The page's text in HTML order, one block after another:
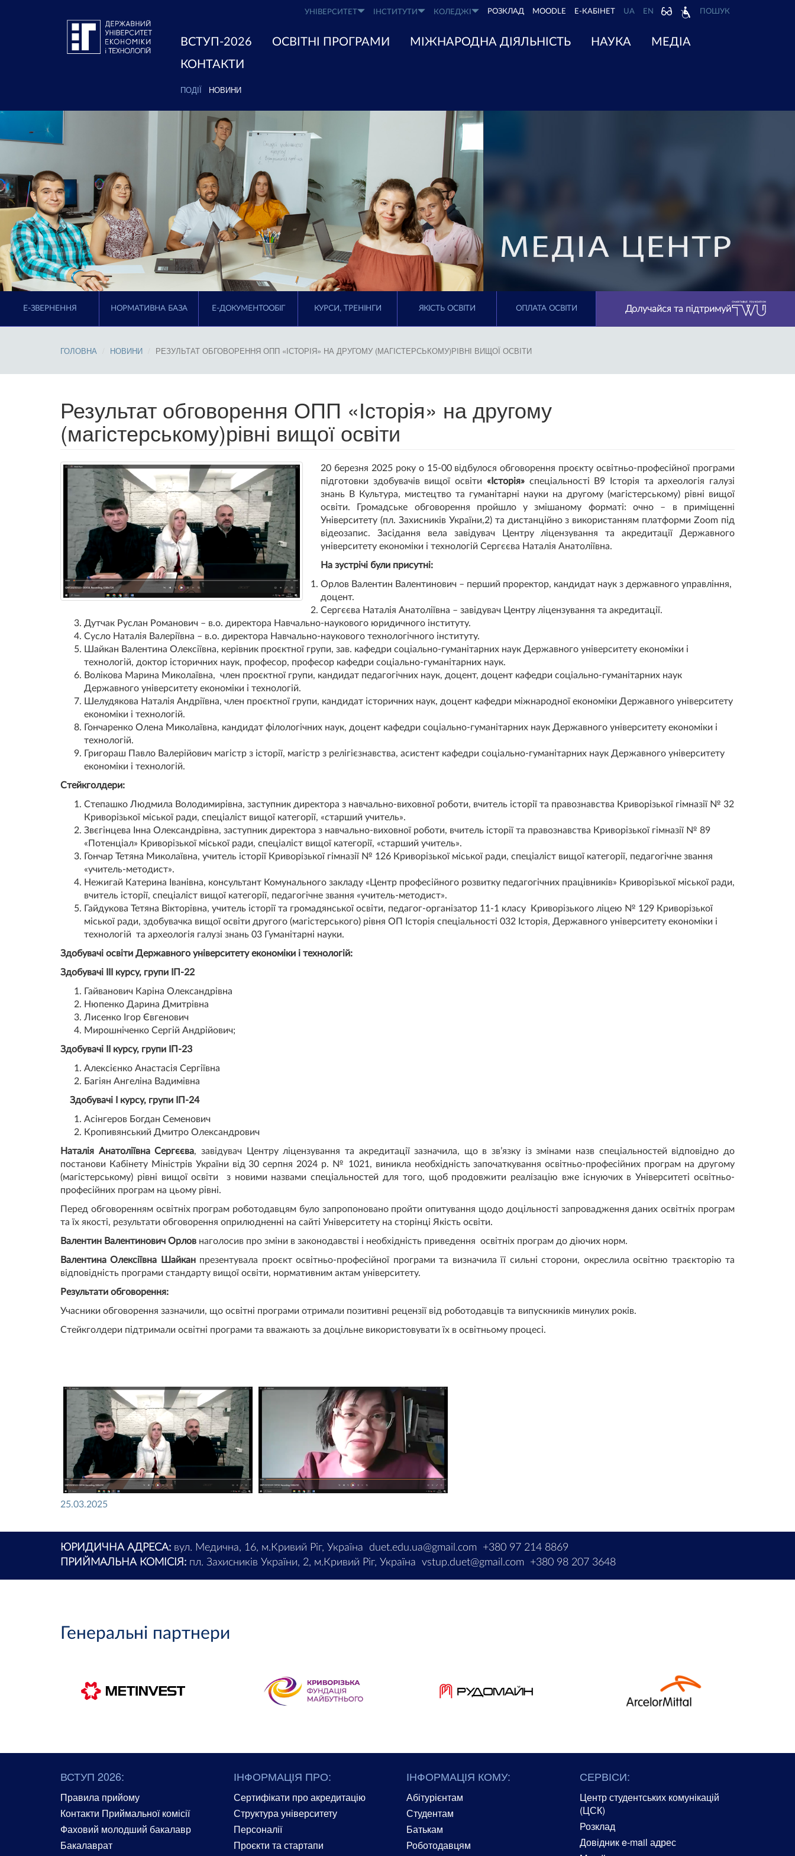
УНІВЕРСИТЕТ ІНСТИТУТИ КОЛЕДЖІ РОЗКЛАД MOODLE Е-КАБІНЕТ UA EN ПОШУК
ВСТУП-2026 ОСВІТНІ ПРОГРАМИ МІЖНАРОДНА ДІЯЛЬНІСТЬ НАУКА
МЕДІА
КОНТАКТИ
ПОДІЇ НОВИНИ
E-ЗВЕРНЕННЯ НОРМАТИВНА БАЗА Е-ДОКУМЕНТООБІГ КУРСИ, ТРЕНІНГИ ЯКІСТЬ ОСВІТИ ОПЛАТА ОСВІТИ Долучайся та підтримуй
ГОЛОВНА НОВИНИ РЕЗУЛЬТАТ ОБГОВОРЕННЯ ОПП «ІСТОРІЯ» НА ДРУГОМУ (МАГІСТЕРСЬКОМУ)РІВНІ ВИЩОЇ ОСВІТИ
Результат обговорення ОПП «Історія» на другому
(магістерському)рівні вищої освіти
20 березня 2025 року о 15-00 відбулося обговорення проєкту освітньо-професійної програми
підготовки здобувачів вищої освіти «Історія»спеціальності В9 Історія та археологія галузі
знань В Культура, мистецтво та гуманітарні науки на другому (магістерському) рівні вищої
освіти. Громадське обговорення пройшло у змішаному форматі: очно – в приміщенні
Університету (пл. Захисників України,2) та дистанційно з використанням платформи Zoom під
відеозапис. Засідання вела завідувач Центру ліцензування та акредитації Державного
університету економіки і технологій Сергєєва Наталія Анатоліївна.
На зустрічі були присутні:
Орлов Валентин Валентинович – перший проректор, кандидат наук з державного управління,
доцент.
Сергєєва Наталія Анатоліївна – завідувач Центру ліцензування та акредитації.
Дутчак Руслан Романович – в.о. директора Навчально-наукового юридичного інституту.
Сусло Наталія Валеріївна – в.о. директора Навчально-наукового технологічного інституту.
Шайкан Валентина Олексіївна, керівник проєктної групи, зав. кафедри соціально-гуманітарних наук Державного університету економіки і
технологій, доктор історичних наук, професор, професор кафедри соціально-гуманітарних наук.
Волікова Марина Миколаївна, член проєктної групи, кандидат педагогічних наук, доцент, доцент кафедри соціально-гуманітарних наук
Державного університету економіки і технологій.
Шелудякова Наталія Андріївна, член проєктної групи, кандидат історичних наук, доцент кафедри міжнародної економіки Державного університету
економіки і технологій.
Гончаренко Олена Миколаївна, кандидат філологічних наук, доцент кафедри соціально-гуманітарних наук Державного університету економіки і
технологій.
Григораш Павло Валерійович магістр з історії, магістр з релігієзнавства, асистент кафедри соціально-гуманітарних наук Державного університету
економіки і технологій.
Стейкголдери:
Степашко Людмила Володимирівна, заступник директора з навчально-виховної роботи, вчитель історії та правознавства Криворізької гімназії № 32
Криворізької міської ради, спеціаліст вищої категорії, «старший учитель».
Звєгінцева Інна Олександрівна, заступник директора з навчально-виховної роботи, вчитель історії та правознавства Криворізької гімназії № 89
«Потенціал» Криворізької міської ради, спеціаліст вищої категорії, «старший учитель».
Гончар Тетяна Миколаївна, учитель історії Криворізької гімназії № 126 Криворізької міської ради, спеціаліст вищої категорії, педагогічне звання
«учитель-методист».
Нежигай Катерина Іванівна, консультант Комунального закладу «Центр професійного розвитку педагогічних працівників» Криворізької міської ради,
вчитель історії, спеціаліст вищої категорії, педагогічне звання «учитель-методист».
Гайдукова Тетяна Вікторівна, учитель історії та громадянської освіти, педагог-організатор 11-1 класу Криворізького ліцею № 129 Криворізької
міської ради, здобувачка вищої освіти другого (магістерського) рівня ОП Історія спеціальності 032 Історія, Державного університету економіки і
технологій та археологія галузі знань 03 Гуманітарні науки.
Здобувачі освіти Державного університету економіки і технологій:
Здобувачі ІІІ курсу, групи ІП-22
Гайванович Каріна Олександрівна
Нюпенко Дарина Дмитрівна
Лисенко Ігор Євгенович
Мирошніченко Сергій Андрійович;
Здобувачі ІІ курсу, групи ІП-23
Алексієнко Анастасія Сергіївна
Багіян Ангеліна Вадимівна
Здобувачі І курсу, групи ІП-24
Асінгеров Богдан Семенович
Кропивянський Дмитро Олександрович
Наталія Анатоліївна Сергєєва, завідувач Центру ліцензування та акредитації зазначила, що в зв’язку із змінами назв спеціальностей відповідно до
постанови Кабінету Міністрів України від 30 серпня 2024 р. № 1021, виникла необхідність започаткування освітньо-професійних програм на другому
(магістерському) рівні вищої освіти з новими назвами спеціальностей для того, щоб продовжити реалізацію вже існуючих в Університеті освітньо-
професійних програм на цьому рівні.
Перед обговоренням освітніх програм роботодавцям було запропоновано пройти опитування щодо доцільності запровадження даних освітніх програм
та їх якості, результати обговорення оприлюдненні на сайті Університету на сторінці Якість освіти.
Валентин Валентинович Орлов наголосив про зміни в законодавстві і необхідність приведення освітніх програм до діючих норм.
Валентина Олексіївна Шайканпрезентувала проєкт освітньо-професійної програми та визначила її сильні сторони, окреслила освітню траєкторію та
відповідність програми стандарту вищої освіти, нормативним актам університету.
Результати обговорення:
Учасники обговорення зазначили, що освітні програми отримали позитивні рецензії від роботодавців та випускників минулих років.
Стейкголдери підтримали освітні програми та вважають за доцільне використовувати їх в освітньому процесі.
25.03.2025
ЮРИДИЧНА АДРЕСА: вул. Медична, 16, м.Кривий Ріг, Україна duet.edu.ua@gmail.com
+380 97 214 8869
ПРИЙМАЛЬНА КОМІСІЯ: пл. Захисників України, 2, м.Кривий Ріг, Україна vstup.duet@gmail.com +380 98 207 3648
Генеральні партнери
ВСТУП 2026:
Правила прийому
Контакти Приймальної комісії
Фаховий молодший бакалавр
Бакалаврат
ІНФОРМАЦІЯ ПРО:
Сертифікати про акредитацію
Структура університету
Персоналії
Проєкти та стартапи
ІНФОРМАЦІЯ КОМУ:
Абітурієнтам
Студентам
Батькам
Роботодавцям
СЕРВІСИ:
Центр студентських комунікацій
(ЦСК)
Розклад
Довідник e-mail адрес